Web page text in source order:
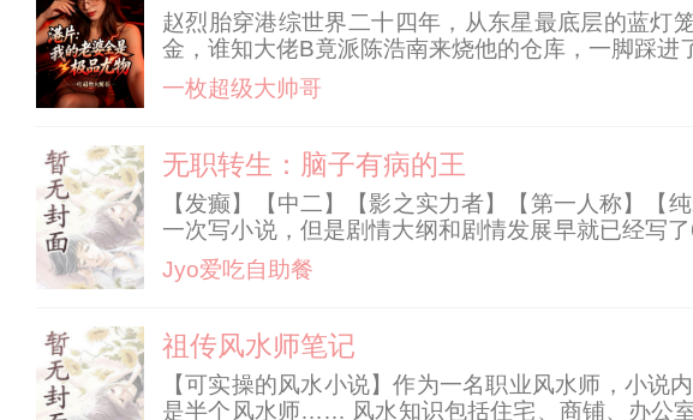
赵烈胎穿港综世界二十四年，从东星最底层的蓝灯
金，谁知大佬B竟派陈浩南来烧他的仓库，一脚踩
带地盘一口吞下。 洪兴太子绑了笑面虎想逼他换
桌前。 以此一步步斩
一枚超级大帅哥
无职转生：脑子有病的王
【发癫】【中二】【影之实力者】【第一人称】【
一次写小说，但是剧情大纲和剧情发展早就已经写
结束。 出门在外，身份是自己给的。 我早就说了，
要试着用脚趾把鞋底扣
Jyo爱吃自助餐
祖传风水师笔记
【可实操的风水小说】作为一名职业风水师，小
是半个风水师…… 风水知识包括住宅、商铺、办公